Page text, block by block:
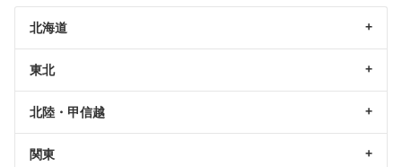
北海道
東北
北陸・甲信越
関東